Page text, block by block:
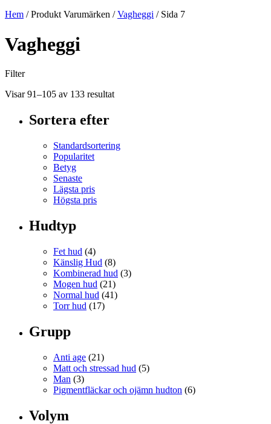
Hem / Produkt Varumärken /Vagheggi / Sida 7
Vagheggi
Filter
Visar 91–105 av 133 resultat
Sortera efter
Standardsortering
Popularitet
Betyg
Senaste
Lägsta pris
Högsta pris
Hudtyp
Fet hud (4)
Känslig Hud (8)
Kombinerad hud (3)
Mogen hud (21)
Normal hud (41)
Torr hud (17)
Grupp
Anti age (21)
Matt och stressad hud (5)
Man (3)
Pigmentfläckar och ojämn hudton (6)
Volym